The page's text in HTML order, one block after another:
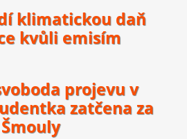
klimatickou daň
kvůli emisím
projevu v
zatčena za